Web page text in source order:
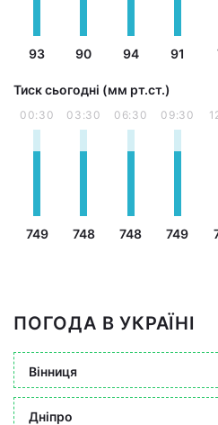
93 90 94 91
Тиск сьогодні (мм рт.ст.)
00:30
749
03:30
748
06:30
748
09:30
749
ПОГОДА В УКРАЇНІ
Вінниця
Дніпро